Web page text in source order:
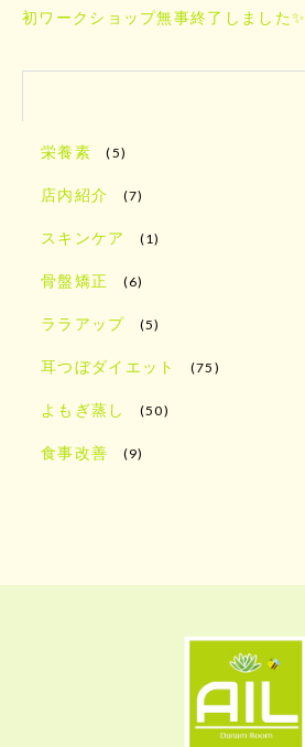
初ワークショップ無事終了しました✨
栄養素 (5)
店内紹介 (7)
スキンケア (1)
骨盤矯正 (6)
ララアップ (5)
耳つぼダイエット (75)
よもぎ蒸し (50)
食事改善 (9)